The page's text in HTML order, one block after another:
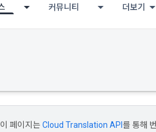
커뮤니티 더보기
이 페이지는Cloud Translation API 를 통해